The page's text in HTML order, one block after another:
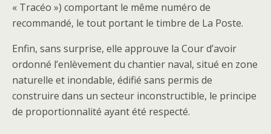
« Tracéo ») comportant le même numéro de
recommandé, le tout portant le timbre de La Poste.
Enfin, sans surprise, elle approuve la Cour d’avoir
ordonné l’enlèvement du chantier naval, situé en zone
naturelle et inondable, édifié sans permis de
construire dans un secteur inconstructible, le principe
de proportionnalité ayant été respecté.